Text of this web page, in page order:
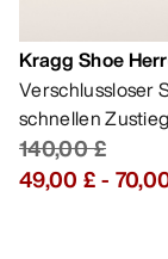
Kragg Shoe
Verschlussloser
schnellen Zustieg
140,00 £
49,00 £-